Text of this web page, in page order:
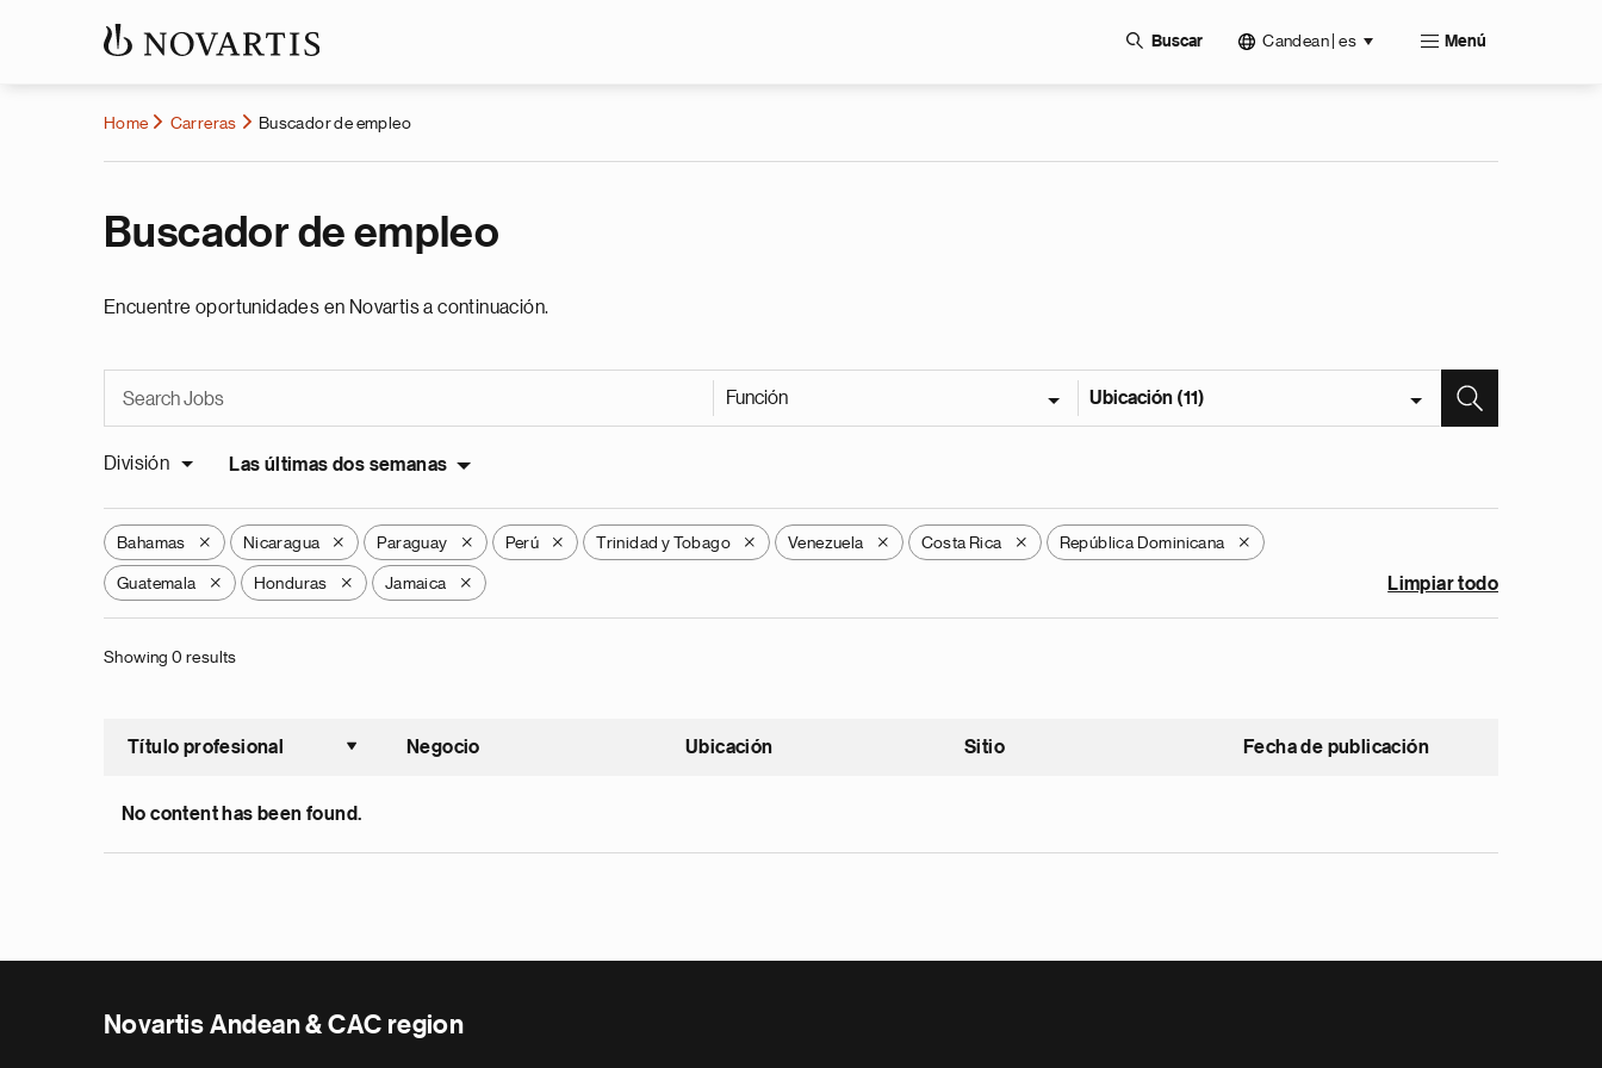
Buscar Candean | es Menú
Home Carreras Buscador de empleo
Buscador de empleo
Encuentre oportunidades en Novartis a continuación.
Función Ubicación (11)
División Las últimas dos semanas
Bahamas X Nicaragua X Paraguay X Perú X Trinidad y Tobago X Venezuela X Costa Rica X República Dominicana X
Guatemala X Honduras X Jamaica X Limpiar todo
Showing 0 results
Título profesional
Ordenar ascendente
Negocio Ubicación Sitio Fecha de publicación
No content has been found.
Novartis Andean & CAC region